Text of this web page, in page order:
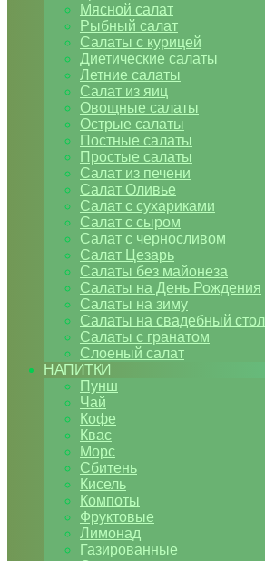
Мясной салат
Рыбный салат
Салаты с курицей
Диетические салаты
Летние салаты
Салат из яиц
Овощные салаты
Острые салаты
Постные салаты
Простые салаты
Салат из печени
Салат Оливье
Салат с сухариками
Салат с сыром
Салат с черносливом
Салат Цезарь
Салаты без майонеза
Салаты на День Рождения
Салаты на зиму
Салаты на свадебный стол
Салаты с гранатом
Слоеный салат
НАПИТКИ
Пунш
Чай
Кофе
Квас
Морс
Сбитень
Кисель
Компоты
Фруктовые
Лимонад
Газированные